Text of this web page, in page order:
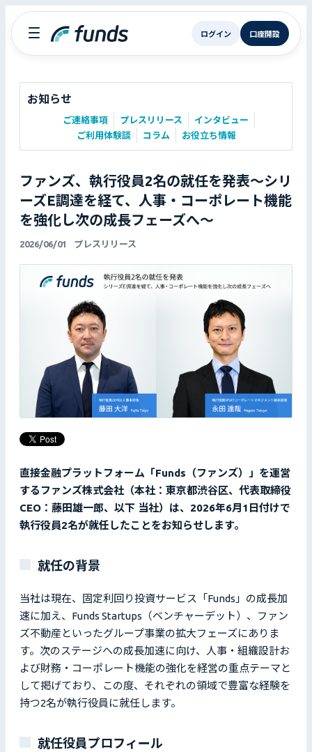
ログイン 口座開設
お知らせ
ご連絡事項 プレスリリース
インタビュー
ご利用体験談
コラム お役立ち情報
ファンズ、執行役員2名の就任を発表〜シリ
ーズE調達を経て、人事・コーポレート機能
を強化し次の成長フェーズへ〜
2026/06/01 プレスリリース
直接金融プラットフォーム「Funds（ファンズ）」を運営
するファンズ株式会社（本社：東京都渋谷区、代表取締役
CEO：藤田雄一郎、以下 当社）は、2026年6月1日付けで
執行役員2名が就任したことをお知らせします。
就任の背景
当社は現在、固定利回り投資サービス「Funds」の成長加
速に加え、Funds Startups（ベンチャーデット）、ファン
ズ不動産といったグループ事業の拡大フェーズにありま
す。次のステージへの成長加速に向け、人事・組織設計お
よび財務・コーポレート機能の強化を経営の重点テーマと
して掲げており、この度、それぞれの領域で豊富な経験を
持つ2名が執行役員に就任します。
就任役員プロフィール